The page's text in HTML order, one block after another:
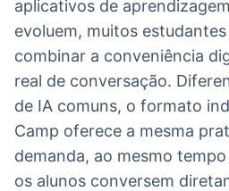
aplicativos de
evoluem, muitos
combinar a conveniência
real de conversação.
de IA comuns, o formato
Camp oferece a mesma
demanda, ao mesmo
os alunos conversem